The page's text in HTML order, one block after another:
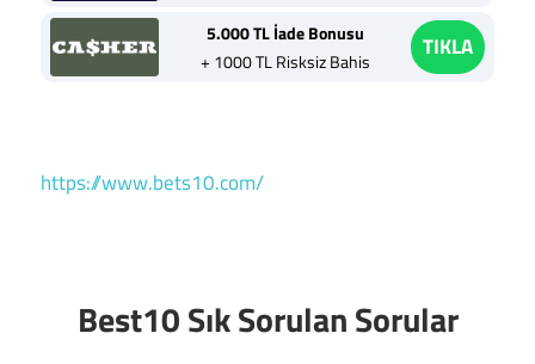
5.000 TL İade Bonusu
+ 1000 TL Risksiz Bahis
TIKLA
https://www.bets10.com/
Best10 Sık Sorulan Sorular